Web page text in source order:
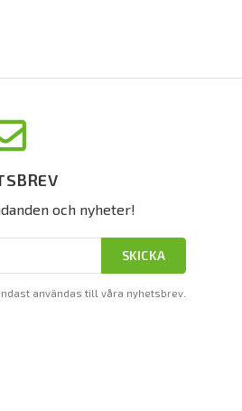
och nyheter!
SKICKA
användas till våra nyhetsbrev.